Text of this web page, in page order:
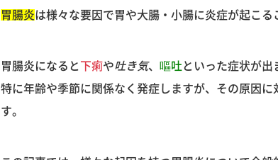
胃腸炎は様々な要因で胃や大腸・小腸に炎症が起こ
胃腸炎になると 下痢や吐き気、 嘔吐といった症状が出
特に年齢や季節に関係なく発症しますが、その原因に
す。